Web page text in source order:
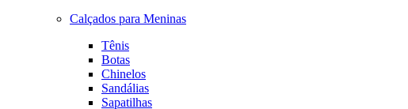
Calçados para Meninas
Tênis
Botas
Chinelos
Sandálias
Sapatilhas